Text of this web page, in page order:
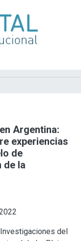
Argentina:
experiencias
de
de la
del